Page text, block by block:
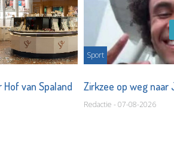
van Spaland
Sport
Zirkzee op weg
Redactie - 07-08-2026